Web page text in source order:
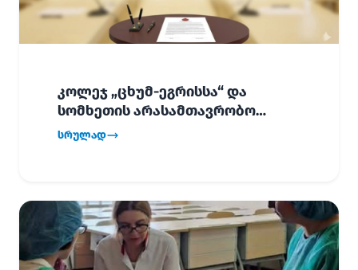
კოლეჯ „ცხუმ-ეგრისსა“ და
სომხეთის არასამთავრობო
ორგანიზაცია „Youth is Power“-ს
სრულად